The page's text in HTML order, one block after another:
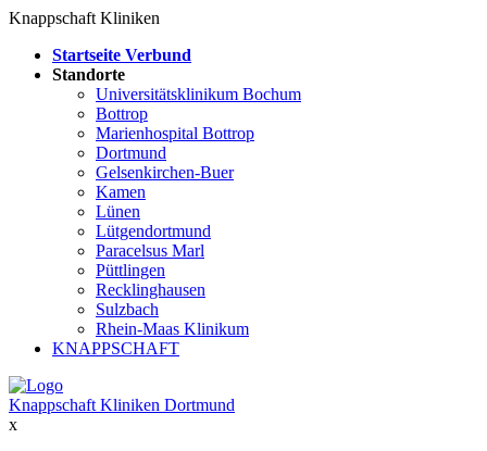
Knappschaft Kliniken
Startseite Verbund
Standorte
Universitätsklinikum Bochum
Bottrop
Marienhospital Bottrop
Dortmund
Gelsenkirchen-Buer
Kamen
Lünen
Lütgendortmund
Paracelsus Marl
Püttlingen
Recklinghausen
Sulzbach
Rhein-Maas Klinikum
KNAPPSCHAFT
Knappschaft Kliniken Dortmund
x